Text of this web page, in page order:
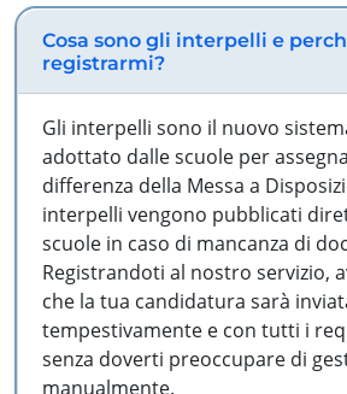
Cosa sono gli interpelli e
registrarmi?
Gli interpelli sono il nuovo
adottato dalle scuole per
differenza della Messa a
interpelli vengono pubblicati
scuole in caso di mancanza di
Registrandoti al nostro servizio,
che la tua candidatura sarà
tempestivamente e con tutti i
senza doverti preoccupare di
manualmente.